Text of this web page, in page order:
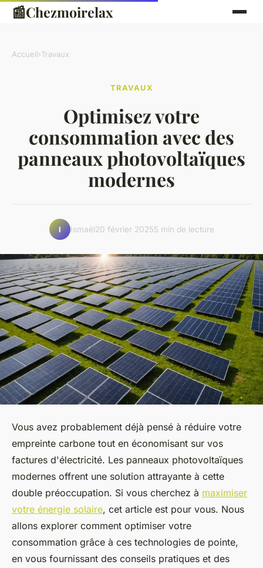
📰Chezmoirelax
Accueil›Travaux
TRAVAUX
Optimisez votre
consommation avec des
panneaux photovoltaïques
modernes
I Ismaël20 février 20255 min de lecture
Vous avez probablement déjà pensé à réduire votre
empreinte carbone tout en économisant sur vos
factures d'électricité. Les panneaux photovoltaïques
modernes offrent une solution attrayante à cette
double préoccupation. Si vous cherchez à maximiser
votre énergie solaire, cet article est pour vous. Nous
allons explorer comment optimiser votre
consommation grâce à ces technologies de pointe,
en vous fournissant des conseils pratiques et des